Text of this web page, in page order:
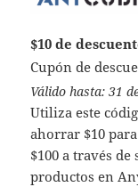
$10 de
Cupón de
Válido hasta: 31
Utiliza este
ahorrar $10
$100 a través
productos en